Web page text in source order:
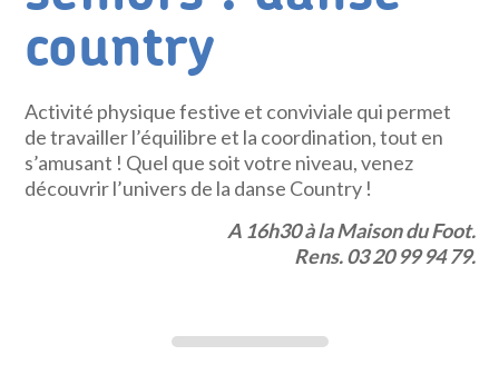
country
Activité physique festive et conviviale qui permet
de travailler l’équilibre et la coordination, tout en
s’amusant ! Quel que soit votre niveau, venez
découvrir l’univers de la danse Country !
A 16h30 à la Maison du Foot.
Rens. 03 20 99 94 79.